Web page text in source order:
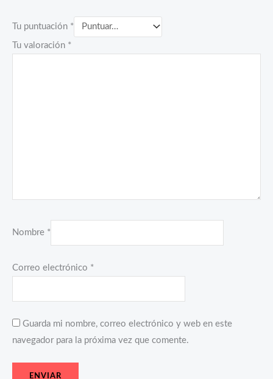
Tu puntuación *
Tu valoración *
Nombre *
Correo electrónico *
Guarda mi nombre, correo electrónico y web en este
navegador para la próxima vez que comente.